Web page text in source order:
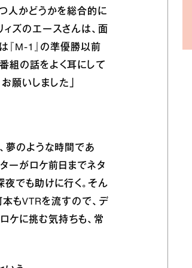
人かどうかを総合的に
ズのエースさんは、面
『M-1』の準優勝以前
組の話をよく耳にして
願いしました」
夢のような時間であ
ーがロケ前日までネタ
夜でも助けに行く。そん
もVTRを流すので、デ
ケに挑む気持ちも、常